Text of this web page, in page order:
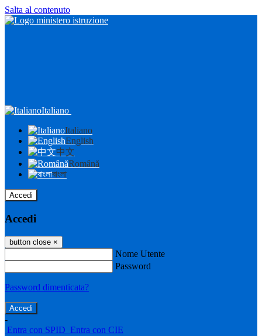
Salta al contenuto
Italiano
Italiano
English
中文
Română
বাংলা
Accedi
Accedi
button close ×
Nome Utente
Password
Password dimenticata?
-
Entra con SPID Entra con CIE